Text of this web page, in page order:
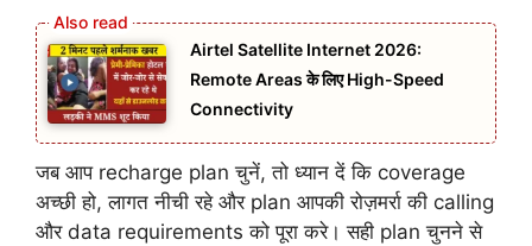
Airtel Satellite Internet 2026:
Remote Areas के लिए High-Speed
Connectivity
जब आप recharge plan चुनें, तो ध्यान दें कि coverage
अच्छी हो, लागत नीची रहे और plan आपकी रोज़मर्रा की calling
और data requirements को पूरा करे। सही plan चुनने से